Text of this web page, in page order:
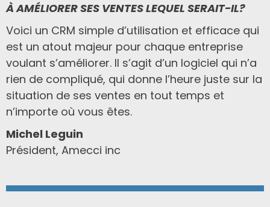
À AMÉLIORER SES VENTES LEQUEL SERAIT-IL?
Voici un CRM simple d’utilisation et efficace qui
est un atout majeur pour chaque entreprise
voulant s’améliorer. Il s’agit d’un logiciel qui n’a
rien de compliqué, qui donne l’heure juste sur la
situation de ses ventes en tout temps et
n’importe où vous êtes.
Michel Leguin
Président, Amecci inc